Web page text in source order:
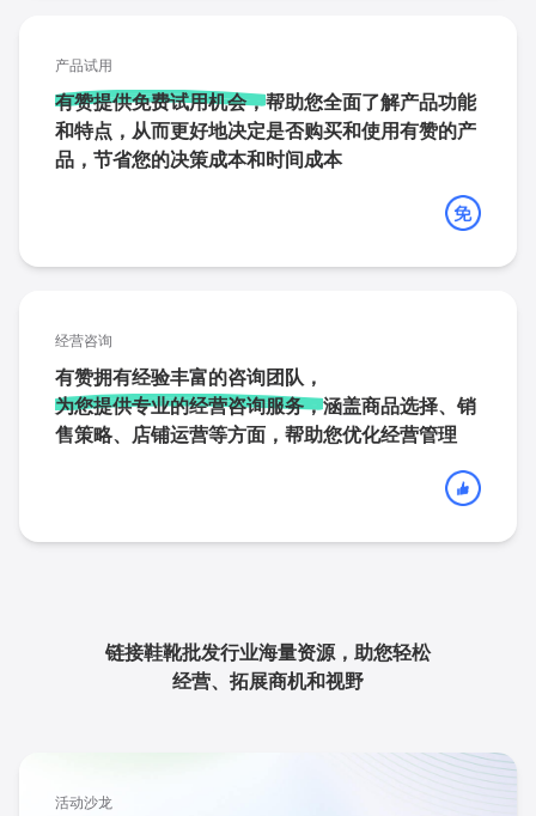
产品试用
有赞提供免费试用机会，帮助您全面了解产品功能
和特点，从而更好地决定是否购买和使用有赞的产
品，节省您的决策成本和时间成本
经营咨询
有赞拥有经验丰富的咨询团队，
为您提供专业的经营咨询服务，涵盖商品选择、销
售策略、店铺运营等方面，帮助您优化经营管理
链接鞋靴批发行业海量资源，助您轻松
经营、拓展商机和视野
活动沙龙